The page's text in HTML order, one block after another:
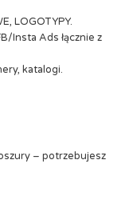
LOGOTYPY.
Insta Ads łącznie z
katalogi.
– potrzebujesz